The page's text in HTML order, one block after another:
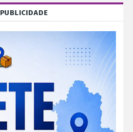
PUBLICIDADE